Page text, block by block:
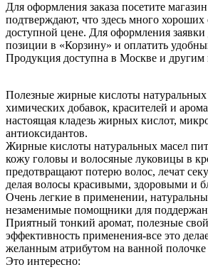
Для оформления заказа посетите
подтверждают, что здесь много хороших
доступной цене. Для оформления заявки
позиции в «Корзину» и оплатить
Продукция доступна в Москве и другим
Полезные жирные кислоты натуральных
химических добавок, красителей и
настоящая кладезь жирных кислот,
антиоксидантов.
Жирные кислоты натуральных масел
кожу головы и волосяные луковицы в
предотвращают потерю волос, лечат
делая волосы красивыми, здоровыми и
Очень легкие в применении,
незаменимые помощники для
Приятный тонкий аромат, полезные
эффективность применения-все это
желанным атрибутом на ванной
Это интересно: